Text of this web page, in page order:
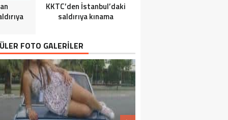
KKTC’den İstanbul’daki
saldırıya kınama
FOTO GALERİLER